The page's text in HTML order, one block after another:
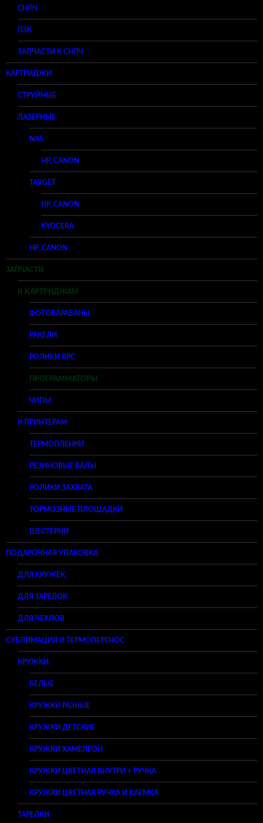
СНПЧ
ПЗК
ЗАПЧАСТИ К СНПЧ
КАРТРИДЖИ
СТРУЙНЫЕ
ЛАЗЕРНЫЕ
NAS
HP, CANON
TARGET
HP, CANON
KYOCERA
HP, CANON
ЗАПЧАСТИ
К КАРТРИДЖАМ
ФОТОБАРАБАНЫ
РАКЕЛИ
РОЛИКИ RPC
ПРОГРАММАТОРЫ
ЧИПЫ
К ПРИНТЕРАМ
ТЕРМОПЛЕНКИ
РЕЗИНОВЫЕ ВАЛЫ
РОЛИКИ ЗАХВАТА
ТОРМОЗНЫЕ ПЛОЩАДКИ
ШЕСТЕРНИ
ПОДАРОЧНАЯ УПАКОВКА
ДЛЯ КРУЖЕК
ДЛЯ ТАРЕЛОК
ДЛЯ ЧЕХЛОВ
СУБЛИМАЦИЯ И ТЕРМОПЕРЕНОС
КРУЖКИ
БЕЛЫЕ
КРУЖКИ РАЗНЫЕ
КРУЖКИ ДЕТСКИЕ
КРУЖКИ ХАМЕЛЕОН
КРУЖКИ ЦВЕТНАЯ ВНУТРИ + РУЧКА
КРУЖКИ ЦВЕТНАЯ РУЧКА И КАЕМКА
ТАРЕЛКИ